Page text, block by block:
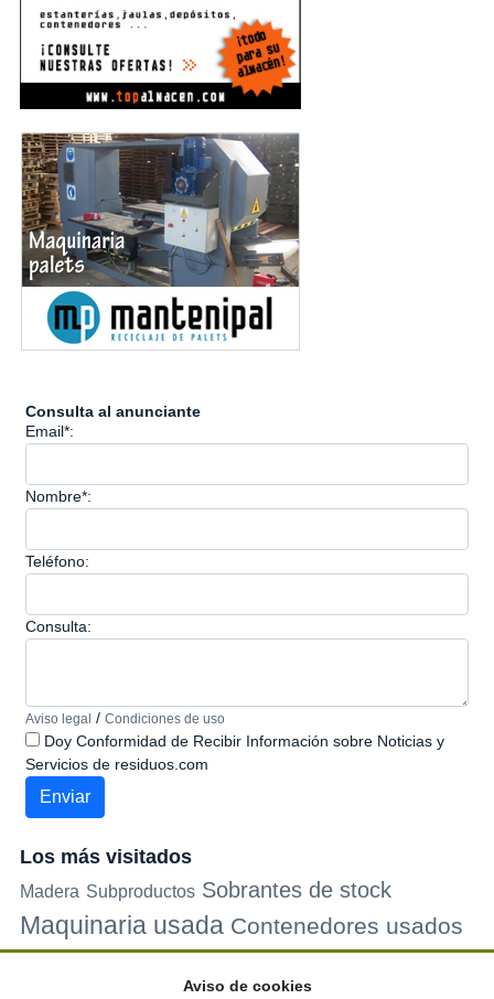
Consulta al anunciante
Email*:
Nombre*:
Teléfono:
Consulta:
Aviso legal / Condiciones de uso
Doy Conformidad de Recibir Información sobre Noticias y
Servicios de residuos.com
Los más visitados
Madera Subproductos Sobrantes de stock
Maquinaria usada Contenedores usados
Palets de plastico Electrodomesticos
Aviso de cookies